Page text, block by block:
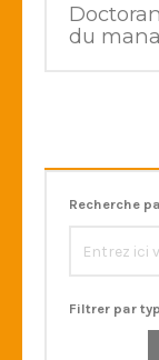
du
Recherche
Filtrer par